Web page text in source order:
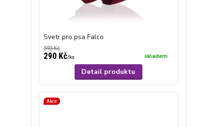
Svetr pro psa Falco
590 Kč
290 Kč/ks skladem
Detail produktu
Akce